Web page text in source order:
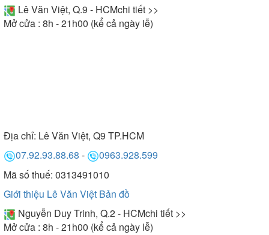
Lê Văn Việt, Q.9 - HCMchi tiết >>
Mở cửa : 8h - 21h00 (kể cả ngày lễ)
Địa chỉ: Lê Văn Việt, Q9 TP.HCM
07.92.93.88.68 -
0963.928.599
Mã số thuế: 0313491010
Giới thiệu Lê Văn Việt Bản đồ
Nguyễn Duy Trinh, Q.2 - HCMchi tiết >>
Mở cửa : 8h - 21h00 (kể cả ngày lễ)